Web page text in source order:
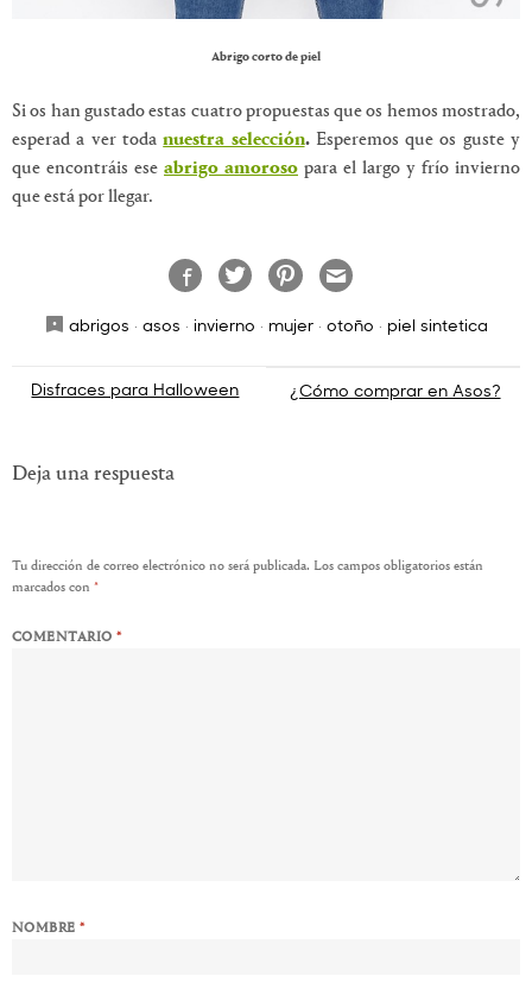
Abrigo corto de piel
Si os han gustado estas cuatro propuestas que os hemos mostrado,
esperad a ver toda nuestra selección.Esperemos que os guste y
que encontráis ese abrigo amoroso para el largo y frío invierno
que está por llegar.
abrigos · asos · invierno · mujer· otoño · piel sintetica
Navegación
entradas
Disfraces para Halloween ¿Cómo comprar en Asos?
Deja una respuesta
Tu dirección de correo electrónico no será publicada. Los campos obligatorios están
marcados con *
COMENTARIO*
NOMBRE*